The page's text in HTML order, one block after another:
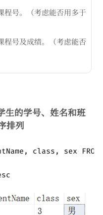
程号。（考虑能否用多于
程号及成绩。（考虑能否
生的学号、姓名和班
排列
class, sex